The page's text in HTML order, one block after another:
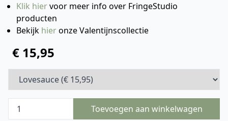
Klik hiervoor meer info over FringeStudio
producten
Bekijk hieronze Valentijnscollectie
€ 15,95
Toevoegen aan winkelwagen